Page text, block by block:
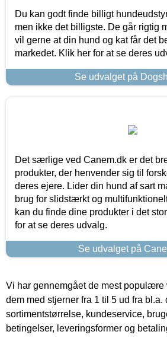
Du kan godt finde billigt
men ikke det billigste. De går rigtig
vil gerne at din hund og kat får det
markedet. Klik her for at se deres
Se udvalget på
Det særlige ved Canem.dk er det
produkter, der henvender sig til
deres ejere. Lider din hund af sart
brug for slidstærkt og
kan du finde dine produkter i det
for at se deres udvalg.
Se udvalget på
Vi har gennemgået de mest populære
dem med stjerner fra 1 til 5 ud fra bl.a.
sortimentstørrelse, kundeservice,
betingelser, leveringsformer og